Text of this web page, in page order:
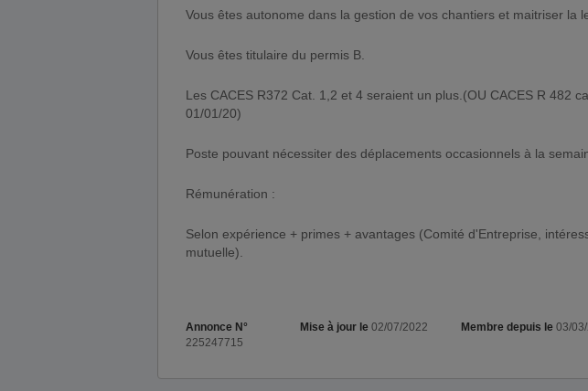
Vous êtes autonome dans la gestion de vos chantiers et maitriser la
Vous êtes titulaire du permis B.
Les CACES R372 Cat. 1,2 et 4 seraient un plus.(OU CACES R 482
01/01/20)
Poste pouvant nécessiter des déplacements occasionnels à la
Rémunération :
Selon expérience + primes + avantages (Comité d'Entreprise,
mutuelle).
Annonce N°
225247715
Mise à jour le 02/07/2022 Membre depuis le 03/